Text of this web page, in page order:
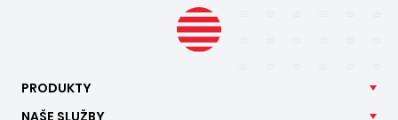
PRODUKTY
NAŠE SLUŽBY